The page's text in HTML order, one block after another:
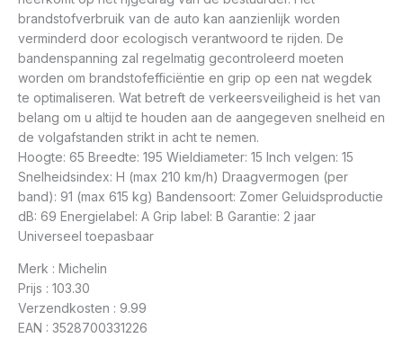
brandstofverbruik van de auto kan aanzienlijk worden
verminderd door ecologisch verantwoord te rijden. De
bandenspanning zal regelmatig gecontroleerd moeten
worden om brandstofefficiëntie en grip op een nat wegdek
te optimaliseren. Wat betreft de verkeersveiligheid is het van
belang om u altijd te houden aan de aangegeven snelheid en
de volgafstanden strikt in acht te nemen.
Hoogte: 65 Breedte: 195 Wieldiameter: 15 Inch velgen: 15
Snelheidsindex: H (max 210 km/h) Draagvermogen (per
band): 91 (max 615 kg) Bandensoort: Zomer Geluidsproductie
dB: 69 Energielabel: A Grip label: B Garantie: 2 jaar
Universeel toepasbaar
Merk : Michelin
Prijs : 103.30
Verzendkosten : 9.99
EAN : 3528700331226